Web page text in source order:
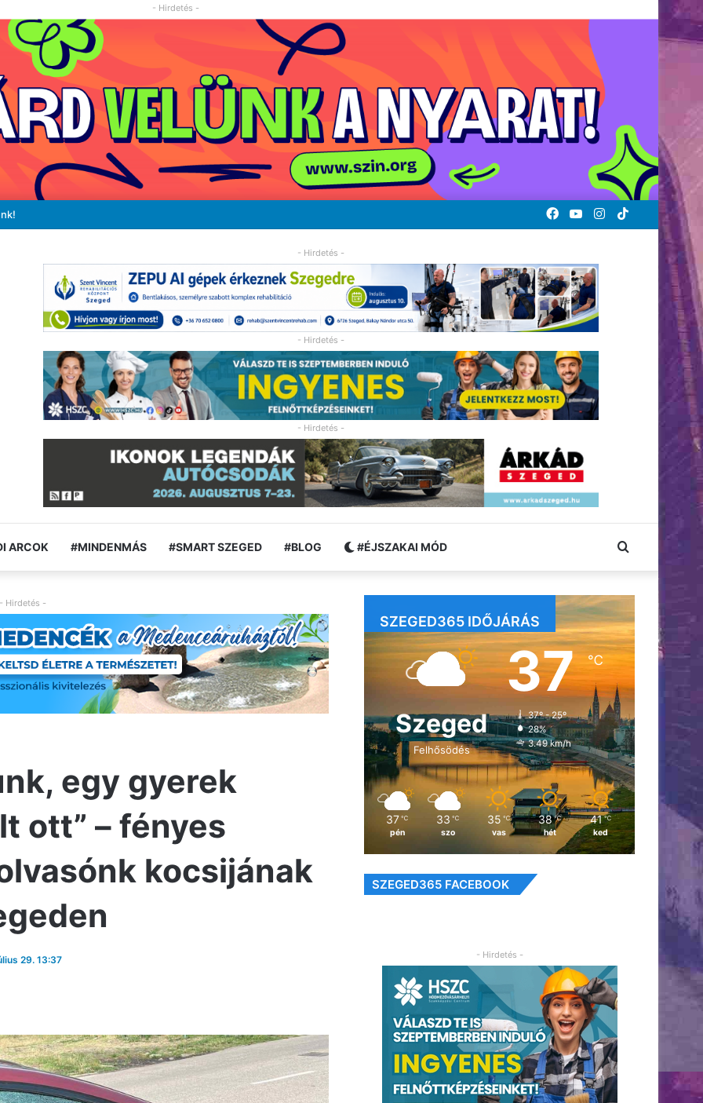
- Hirdetés -
TikTok
Instagram
YouTube
Facebook
- Hirdetés -
- Hirdetés -
- Hirdetés -
ARCOK #MINDENMÁS #SMART SZEGED #BLOG #ÉJSZAKAI MÓD Keresés:
- Hirdetés -
egy gyerek
ott” – fényes
kocsijának
29. 13:37
SZEGED365 IDŐJÁRÁS
Szeged
Felhősödés
37℃
37º - 25º
28%
3.49 km/h
37 ℃
pén
33 ℃
szo
35 ℃
vas
38 ℃
hét
41 ℃
ked
SZEGED365 FACEBOOK
- Hirdetés -